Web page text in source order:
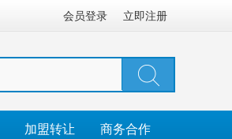
会员登录 立即注册
加盟转让 商务合作